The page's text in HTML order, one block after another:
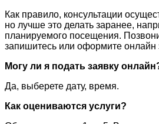
Как правило, консультации
но лучше это делать заранее,
планируемого посещения.
запишитесь или оформите онлайн
Могу ли я подать заявку
Да, выберете дату, время.
Как оцениваются услуги?